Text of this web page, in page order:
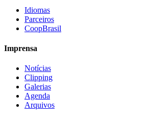
Idiomas
Parceiros
CoopBrasil
Imprensa
Notícias
Clipping
Galerias
Agenda
Arquivos